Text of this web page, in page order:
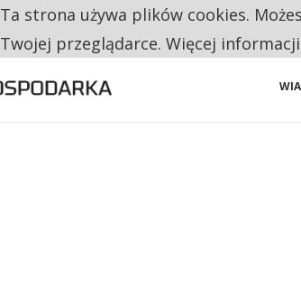
CO TRZECIĄ ZŁOTÓWKĘ Z EMERYTURY SENIORZY
Ta strona używa plików cookies.
Twojej przeglądarce. Więcej